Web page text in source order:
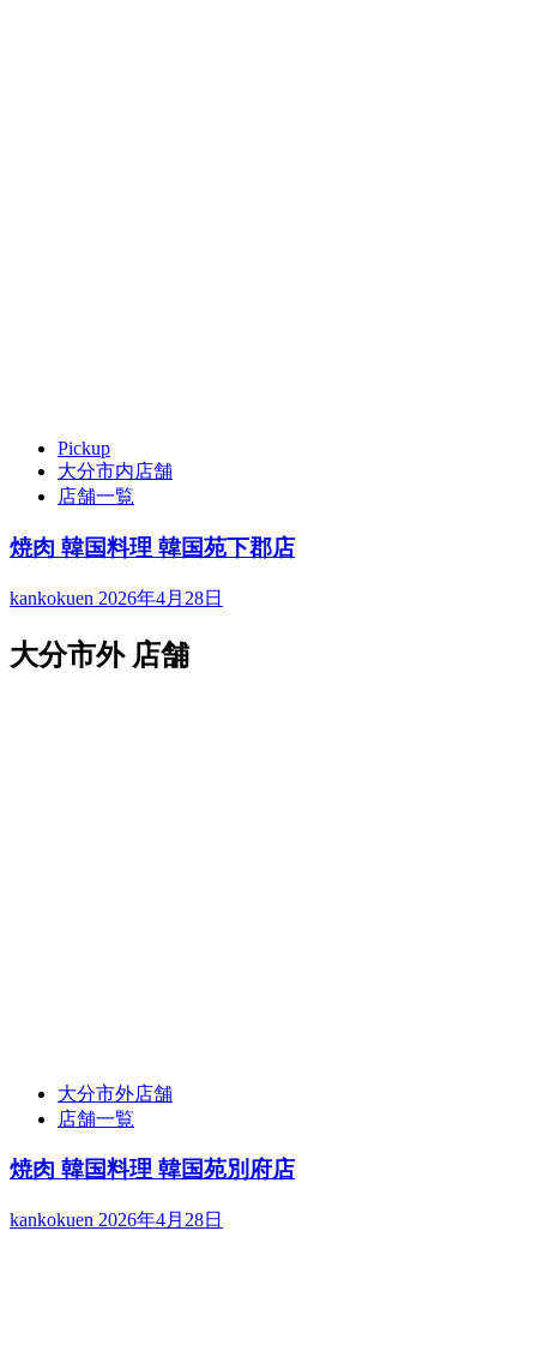
Pickup
大分市内店舗
店舗一覧
焼肉 韓国料理 韓国苑下郡店
kankokuen 2026年4月28日
大分市外 店舗
大分市外店舗
店舗一覧
焼肉 韓国料理 韓国苑別府店
kankokuen 2026年4月28日